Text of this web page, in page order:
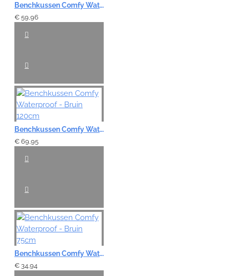
Benchkussen Comfy Waterproof - Bruin 104cm
€ 59,96
Benchkussen Comfy Waterproof - Bruin 120cm
€ 69,95
Benchkussen Comfy Waterproof - Bruin 75cm
€ 34,94